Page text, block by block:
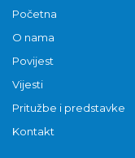
Početna
O nama
Povijest
Vijesti
Pritužbe i predstavke
Kontakt